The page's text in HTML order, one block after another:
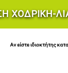
ΧΟΔΡΙΚΗ-
Αν είστε ιδιοκτήτης